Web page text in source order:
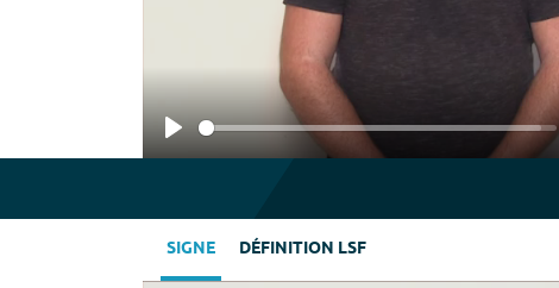
Play
SIGNE DÉFINITION LSF